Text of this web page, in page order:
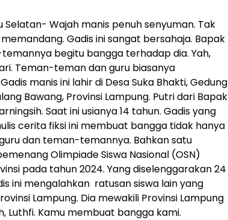
Selatan- Wajah manis penuh senyuman. Tak
Gadis ini sangat bersahaja. Bapak
begitu bangga terhadap dia. Yah,
Teman-teman dan guru biasanya
manis ini lahir di Desa Suka Bhakti, Gedung
Bawang, Provinsi Lampung. Putri dari Bapak
Saat ini usianya 14 tahun. Gadis yang
cerita fiksi ini membuat bangga tidak hanya
dan teman-temannya. Bahkan satu
Olimpiade Siswa Nasional (OSN)
pada tahun 2024. Yang diselenggarakan 24
ini mengalahkan ratusan siswa lain yang
Lampung. Dia mewakili Provinsi Lampung
Luthfi. Kamu membuat bangga kami.